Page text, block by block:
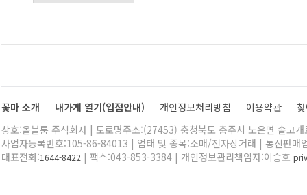
꽃마 소개 내가게 열기(입점안내) 개인정보처리방침 이용약관
상호:올블룸 주식회사 | 도로명주소:(27453) 충청북도 충주시 노은면 솔고
사업자등록번호:105-86-84013 | 업태 및 종목:소매/전자상거래 | 통신판매
대표전화:1644-8422 | 팩스:043-853-3384 | 개인정보관리책임자:이승호